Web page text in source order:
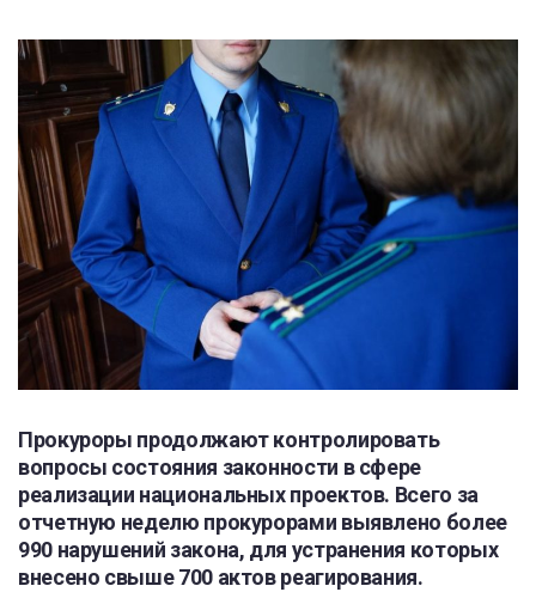
Прокуроры продолжают контролировать
вопросы состояния законности в сфере
реализации национальных проектов. Всего за
отчетную неделю прокурорами выявлено более
990 нарушений закона, для устранения которых
внесено свыше 700 актов реагирования.